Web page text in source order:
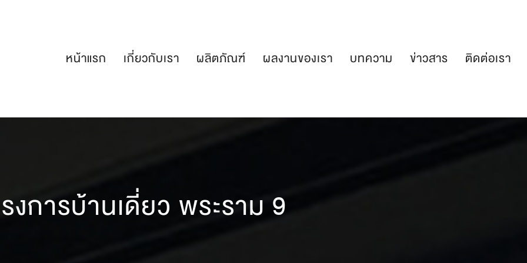
หน้าแรก เกี่ยวกับเรา ผลิตภัณฑ์ ผลงานของเรา บทความ ข่าวสาร ติดต่อเรา
งการบ้านเดี่ยว พระราม 9